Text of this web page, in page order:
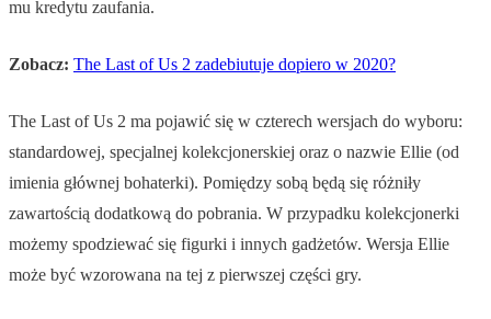
mu kredytu zaufania.
Zobacz: The Last of Us 2 zadebiutuje dopiero w 2020?
The Last of Us 2 ma pojawić się w czterech wersjach do wyboru:
standardowej, specjalnej kolekcjonerskiej oraz o nazwie Ellie (od
imienia głównej bohaterki). Pomiędzy sobą będą się różniły
zawartością dodatkową do pobrania. W przypadku kolekcjonerki
możemy spodziewać się figurki i innych gadżetów. Wersja Ellie
może być wzorowana na tej z pierwszej części gry.